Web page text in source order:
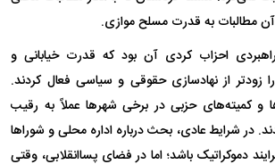
مطالبات به قدرت مسلح موازی.
احزاب کردی آن بود که قدرت خیابانی و
زودتر از نهادسازی حقوقی و سیاسی فعال کردند.
و کمیته‌های حزبی در برخی شهر‌ها عملاً به رقیب
در شرایط عادی، بحث درباره اداره محلی و شورا‌ها
دموکراتیک باشد؛ اما در فضای پساانقلابی، وقتی